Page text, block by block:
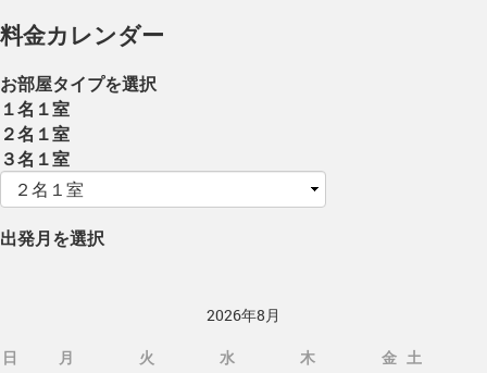
料金カレンダー
お部屋タイプを選択
１名１室
２名１室
３名１室
出発月を選択
2026年8月
日 月 火 水 木 金 土